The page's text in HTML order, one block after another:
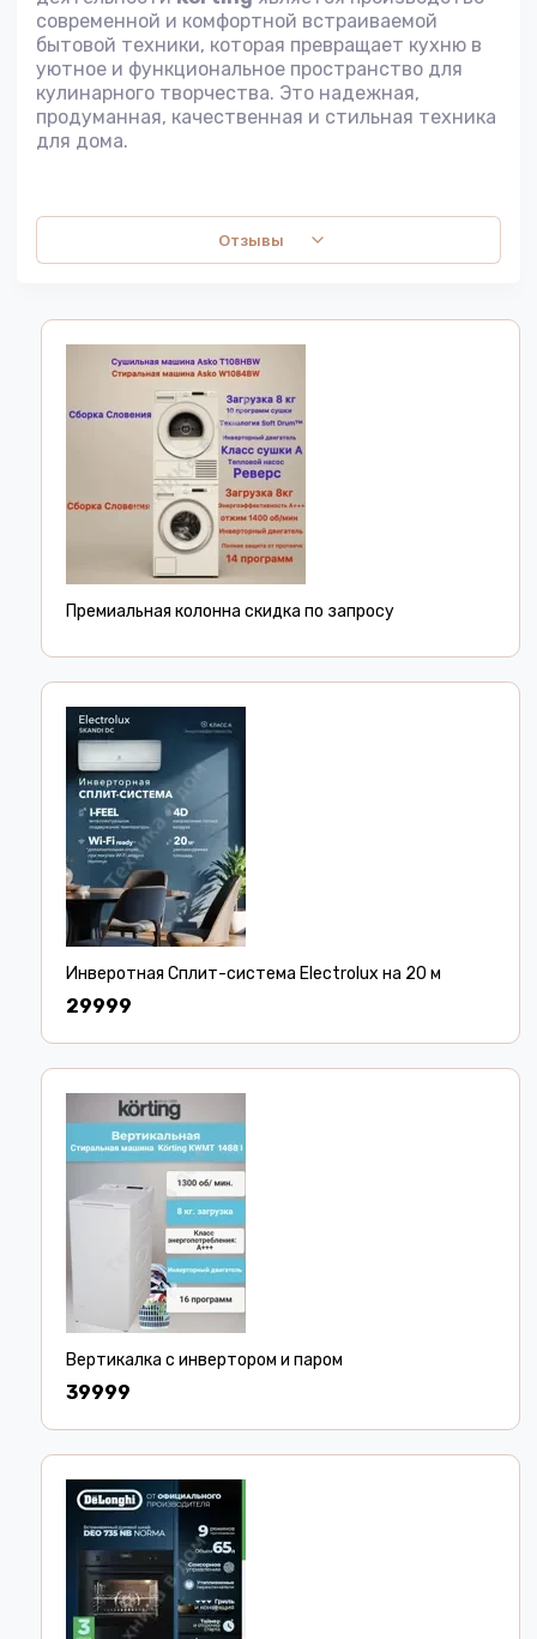
современной и комфортной встраиваемой
бытовой техники, которая превращает кухню в
уютное и функциональное пространство для
кулинарного творчества. Это надежная,
продуманная, качественная и стильная техника
для дома.
Отзывы
Премиальная колонна скидка по запросу
Инверотная Сплит-система Electrolux на 20 м
29999
Вертикалка с инвертором и паром
39999